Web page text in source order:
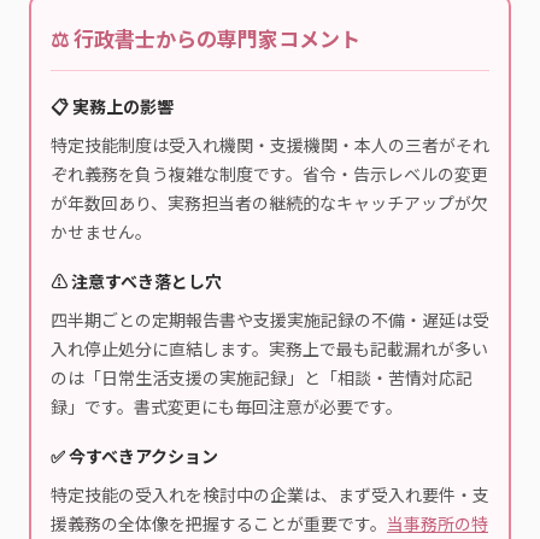
⚖️ 行政書士からの専門家コメント
📋 実務上の影響
特定技能制度は受入れ機関・支援機関・本人の三者がそれ
ぞれ義務を負う複雑な制度です。省令・告示レベルの変更
が年数回あり、実務担当者の継続的なキャッチアップが欠
かせません。
⚠️ 注意すべき落とし穴
四半期ごとの定期報告書や支援実施記録の不備・遅延は受
入れ停止処分に直結します。実務上で最も記載漏れが多い
のは「日常生活支援の実施記録」と「相談・苦情対応記
録」です。書式変更にも毎回注意が必要です。
✅ 今すべきアクション
特定技能の受入れを検討中の企業は、まず受入れ要件・支
援義務の全体像を把握することが重要です。 当事務所の特